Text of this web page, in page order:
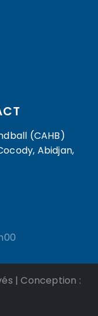
(CAHB)
Abidjan,
| Conception :